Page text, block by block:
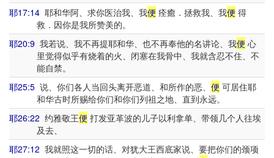
耶17:14 耶和华阿、求你医治我、我便 痊癒．拯救我、我便 得
救．因你是我所赞美的。
耶20:9 我若说、我不再提耶和华、也不再奉他的名讲论、我便 心
里觉得似乎有烧着的火、闭塞在我骨中、我就含忍不住、不
能自禁。
耶25:5 说、你们各人当回头离开恶道、和所作的恶、 便 可居住耶
和华古时所赐给你们和你们列祖之地、直到永远。
耶26:22 约雅敬王便 打发亚革波的儿子以利拿单、带领几个人往埃
及去、
耶27:12 我就照这一切的话、对犹大王西底家说、要把你们的颈项